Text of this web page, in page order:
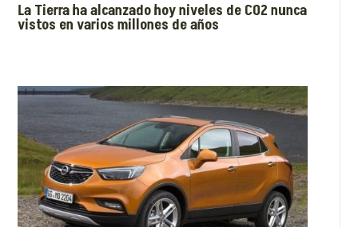
La Tierra ha alcanzado hoy niveles de CO2 nunca
vistos en varios millones de años